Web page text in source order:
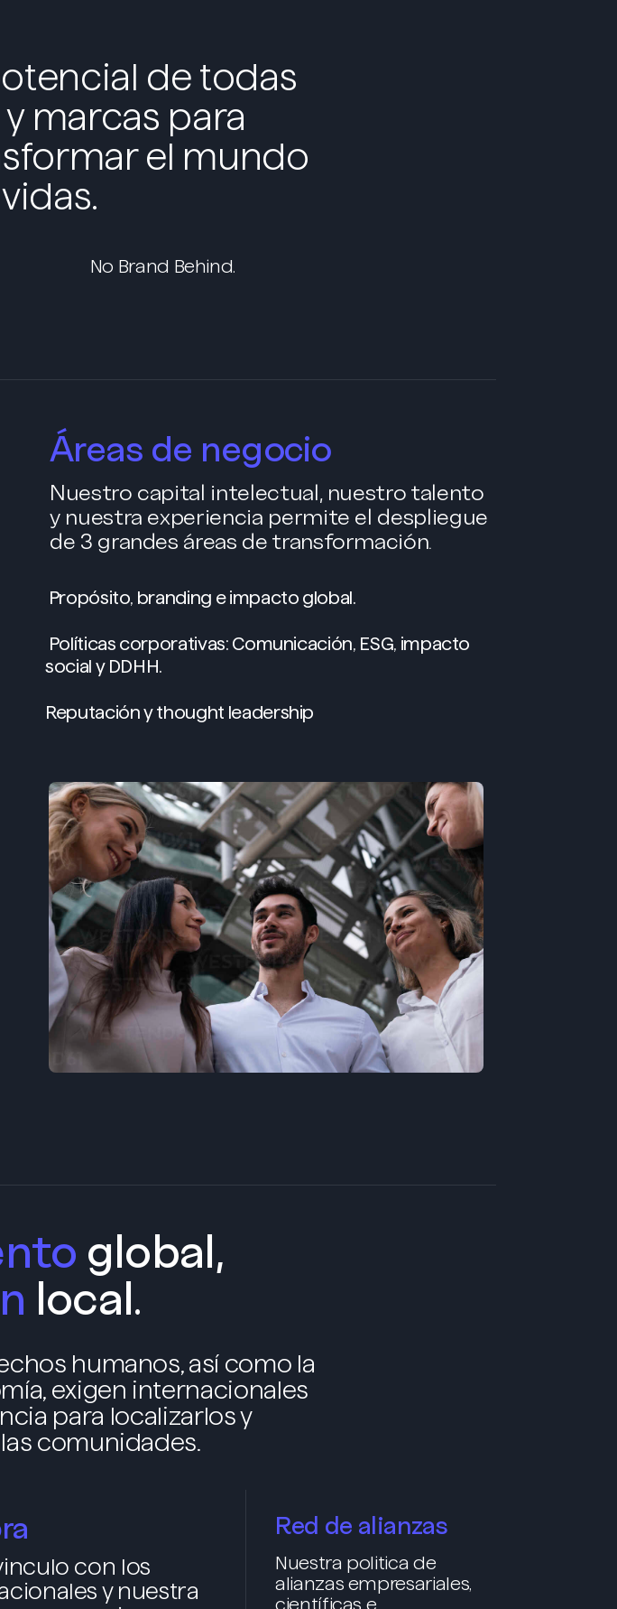
de todas
marcas para
el mundo
No Brand Behind.
Áreas de negocio
Nuestro capital intelectual, nuestro talento
y nuestra experiencia permite el despliegue
de 3 grandes áreas de transformación.
Propósito, branding e impacto global.
Políticas corporativas: Comunicación, ESG, impacto
social y DDHH.
Reputación y thought leadership
global,
local.
humanos, así como la
exigen internacionales
para localizarlos y
comunidades.
con los
y nuestra
Red de alianzas
Nuestra politica de
alianzas empresariales,
científicas e